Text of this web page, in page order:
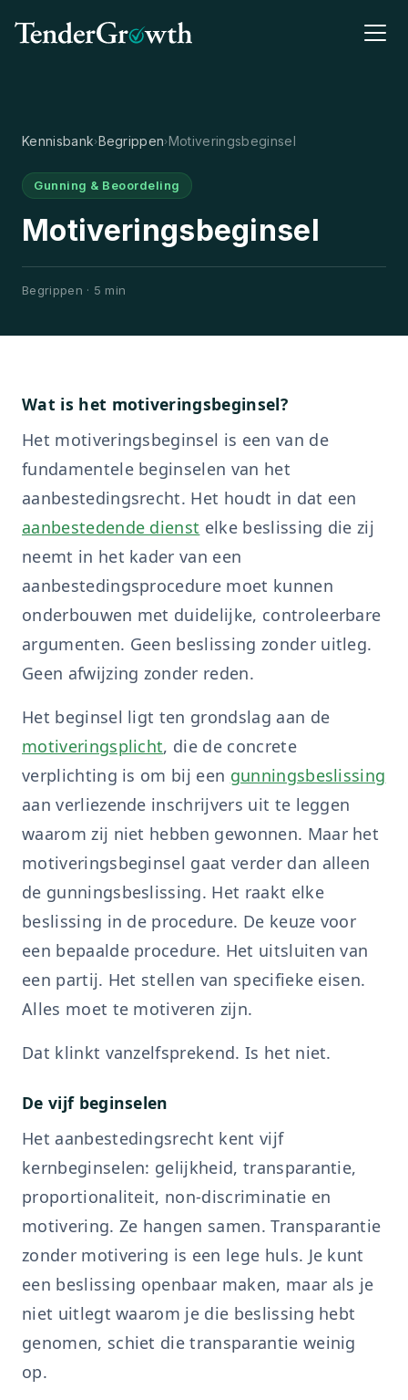
Motiveringsbeginsel
Begrippen · 5 min
Gunning & Beoordeling
Kennisbank›Begrippen›Motiveringsbeginsel
Wat is het motiveringsbeginsel?
Het motiveringsbeginsel is een van de
fundamentele beginselen van het
aanbestedingsrecht. Het houdt in dat een
aanbestedende dienst elke beslissing die zij
neemt in het kader van een
aanbestedingsprocedure moet kunnen
onderbouwen met duidelijke, controleerbare
argumenten. Geen beslissing zonder uitleg.
Geen afwijzing zonder reden.
Het beginsel ligt ten grondslag aan de
motiveringsplicht, die de concrete
verplichting is om bij een gunningsbeslissing
aan verliezende inschrijvers uit te leggen
waarom zij niet hebben gewonnen. Maar het
motiveringsbeginsel gaat verder dan alleen
de gunningsbeslissing. Het raakt elke
beslissing in de procedure. De keuze voor
een bepaalde procedure. Het uitsluiten van
een partij. Het stellen van specifieke eisen.
Alles moet te motiveren zijn.
Dat klinkt vanzelfsprekend. Is het niet.
De vijf beginselen
Het aanbestedingsrecht kent vijf
kernbeginselen: gelijkheid, transparantie,
proportionaliteit, non-discriminatie en
motivering. Ze hangen samen. Transparantie
zonder motivering is een lege huls. Je kunt
een beslissing openbaar maken, maar als je
niet uitlegt waarom je die beslissing hebt
genomen, schiet die transparantie weinig
op.